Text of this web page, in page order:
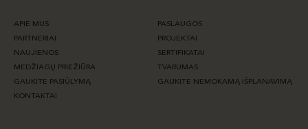
APIE MUS
PASLAUGOS
PARTNERIAI
PROJEKTAI
NAUJIENOS
SERTIFIKATAI
MEDŽIAGŲ PRIEŽIŪRA
TVARUMAS
GAUKITE PASIŪLYMĄ
GAUKITE NEMOKAMĄ IŠPLANAVIMĄ
KONTAKTAI